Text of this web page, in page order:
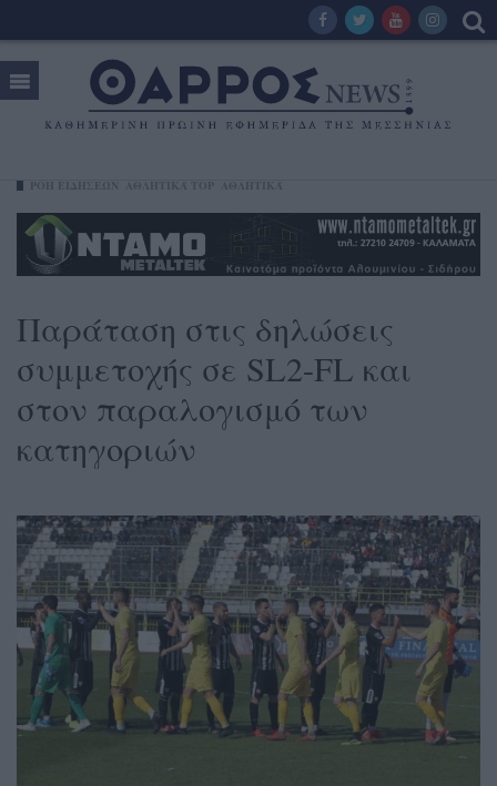
Παράταση στις δηλώσεις
συμμετοχής σε SL2-FL και
στον παραλογισμό των
κατηγοριών